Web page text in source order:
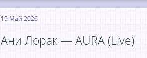
19 Май 2026
Ани Лорак — AURA (Live)